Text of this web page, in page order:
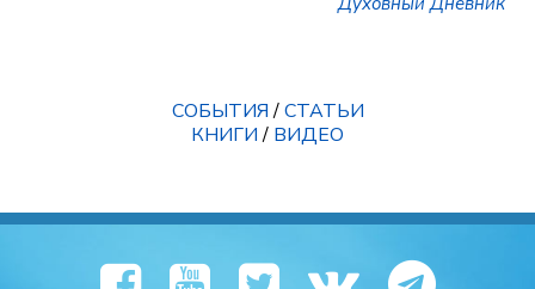
СОБЫТИЯ/СТАТЬИ
КНИГИ/ ВИДЕО